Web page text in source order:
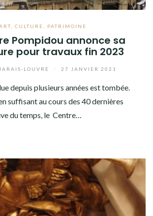
CULTURE PATRIMOINE
Pompidou annonce sa
pour travaux fin 2023
LOUVRE 27 JANVIER 2021
depuis plusieurs années est tombée.
suffisant au cours des 40 dernières
du temps, le Centre…